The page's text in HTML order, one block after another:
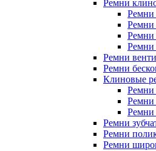
Ремни
Ремни
Ремни
Ремни
Ремни
Ремни
Ремни
Клиновые
Ремни
Ремни
Ремни
Ремни
Ремни